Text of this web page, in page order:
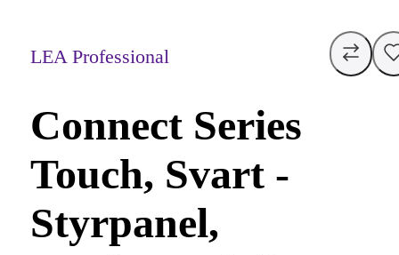
LEA Professional
Connect Series
Touch, Svart -
Styrpanel,